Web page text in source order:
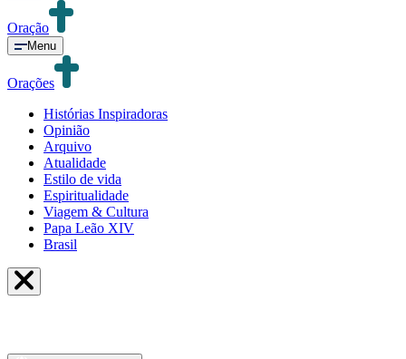
Oração
Menu
Orações
Histórias Inspiradoras
Opinião
Arquivo
Atualidade
Estilo de vida
Espiritualidade
Viagem & Cultura
Papa Leão XIV
Brasil